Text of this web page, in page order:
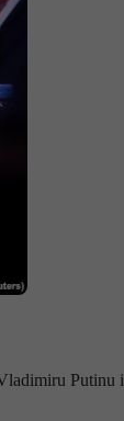
Putinu i